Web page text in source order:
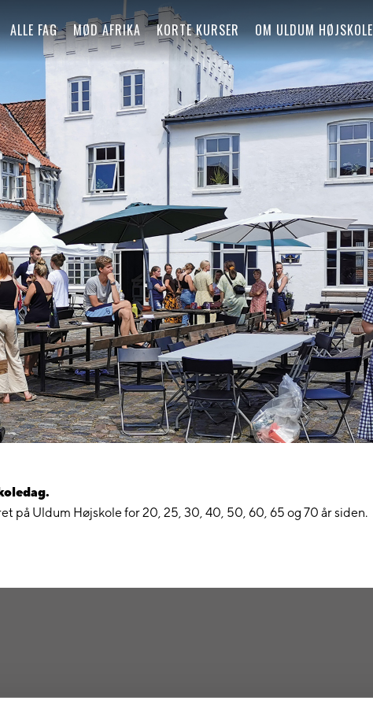
ALLE FAG MØD AFRIKA KORTE KURSER OM ULDUM HØJSKOLE
Uldum Højskole for 20, 25, 30, 40, 50, 60, 65 og 70 år siden.